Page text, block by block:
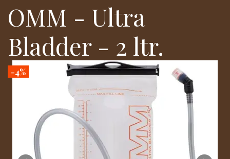
OMM - Ultra
Bladder - 2 ltr.
-4%